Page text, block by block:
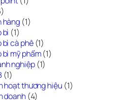
hàng (1)
bì (1)
bì cà phê(1)
mỹ phẩm(1)
nghiệp(1)
(1)
hoạt thương hiệu(1)
doanh(4)